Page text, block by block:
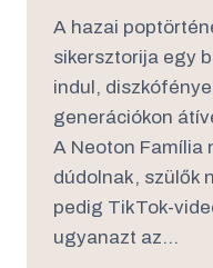
A hazai
sikersztorija egy
indul,
generációkon
A Neoton Família
dúdolnak, szülők
pedig TikTok-
ugyanazt az…